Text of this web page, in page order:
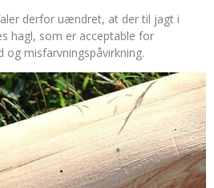
derfor uændret, at der til jagt i
hagl, som er acceptable for
misfarvningspåvirkning.